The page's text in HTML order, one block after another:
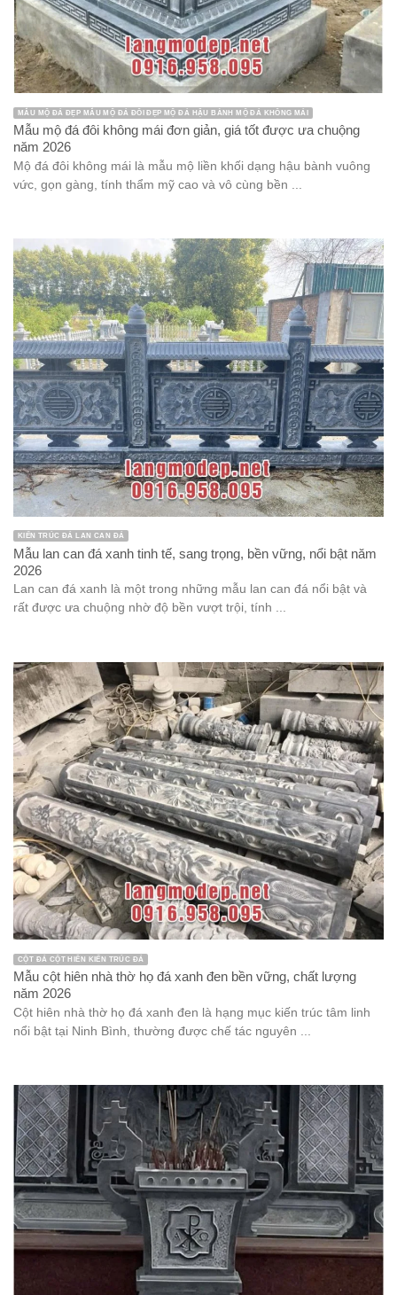
MẪU MỘ ĐÁ ĐẸP MẪU MỘ ĐÁ ĐÔI ĐẸP MỘ ĐÁ HẬU BÀNH MỘ ĐÁ KHÔNG MÁI
Mẫu mộ đá đôi không mái đơn giản, giá tốt được ưa chuộng
năm 2026
Mộ đá đôi không mái là mẫu mộ liền khối dạng hậu bành vuông
vức, gọn gàng, tính thẩm mỹ cao và vô cùng bền ...
KIẾN TRÚC ĐÁ LAN CAN ĐÁ
Mẫu lan can đá xanh tinh tế, sang trọng, bền vững, nổi bật năm
2026
Lan can đá xanh là một trong những mẫu lan can đá nổi bật và
rất được ưa chuộng nhờ độ bền vượt trội, tính ...
CỘT ĐÁ CỘT HIÊN KIẾN TRÚC ĐÁ
Mẫu cột hiên nhà thờ họ đá xanh đen bền vững, chất lượng
năm 2026
Cột hiên nhà thờ họ đá xanh đen là hạng mục kiến trúc tâm linh
nổi bật tại Ninh Bình, thường được chế tác nguyên ...